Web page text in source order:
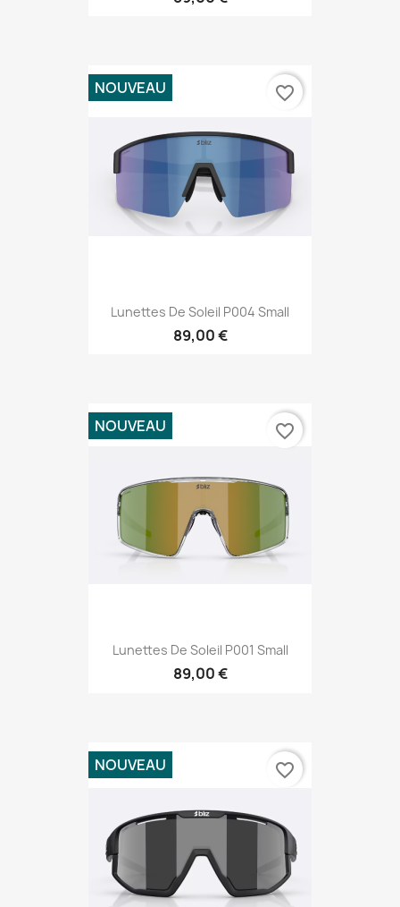
Lunettes De Soleil P004 Small
89,00 €
NOUVEAU favorite_border
Lunettes De Soleil P001 Small
89,00 €
NOUVEAU favorite_border
NOUVEAU favorite_border